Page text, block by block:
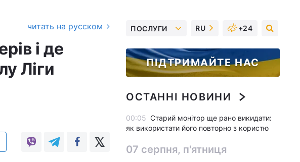
читать на русском
і де
Ліги
ПОСЛУГИ RU +24
ПІДТРИМАЙТЕ НАС
ОСТАННІ НОВИНИ
00:05 Старий монітор ще рано викидати:
як використати його повторно з користю
07 серпня, п'ятниця